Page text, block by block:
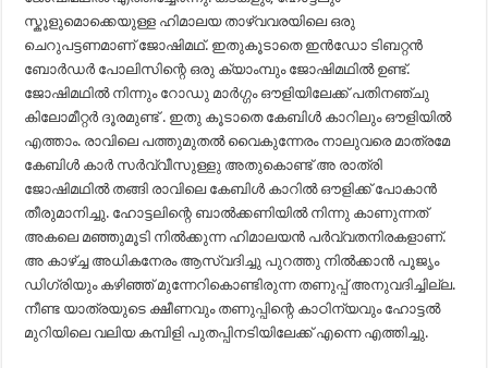
സ്കൂളുമൊക്കെയുള്ള ഹിമാലയ താഴ്വവരയിലെ ഒരു
ചെറുപട്ടണമാണ് ജോഷിമഥ്. ഇതുകൂടാതെ ഇൻഡോ ടിബറ്റൻ
ബോർഡർ പോലിസിന്റെ ഒരു ക്യാംമ്പും ജോഷിമഥിൽ ഉണ്ട്.
ജോഷിമഥിൽ നിന്നും റോഡു മാർഗ്ഗം ഔളിയിലേക്ക് പതിനഞ്ചു
കിലോമീറ്റർ ദൂരമുണ്ട് . ഇതു കൂടാതെ കേബിൾ കാറിലും ഔളിയിൽ
എത്താം. രാവിലെ പത്തുമുതൽ വൈകുന്നേരം നാലുവരെ മാത്രമേ
കേബിൾ കാർ സർവ്വീസുള്ളു അതുകൊണ്ട് അ രാത്രി
ജോഷിമഥിൽ തങ്ങി രാവിലെ കേബിൾ കാറിൽ ഔളിക്ക് പോകാൻ
തീരുമാനിച്ചു. ഹോട്ടലിന്റെ ബാൽക്കണിയിൽ നിന്നു കാണുന്നത്
അകലെ മഞ്ഞുമൂടി നിൽക്കുന്ന ഹിമാലയൻ പർവ്വതനിരകളാണ്.
അ കാഴ്ച്ച അധികനേരം ആസ്വദിച്ചു പുറത്തു നിൽക്കാൻ പൂജൃം
ഡിഗ്രിയും കഴിഞ്ഞ് മുന്നേറികൊണ്ടിരുന്ന തണുപ്പ് അനുവദിച്ചില്ല.
നീണ്ട യാത്രയുടെ ക്ഷീണവും തണുപ്പിന്റെ കാഠിന്യവും ഹോട്ടൽ
മുറിയിലെ വലിയ കമ്പിളി പുതപ്പിനടിയിലേക്ക് എന്നെ എത്തിച്ചു.